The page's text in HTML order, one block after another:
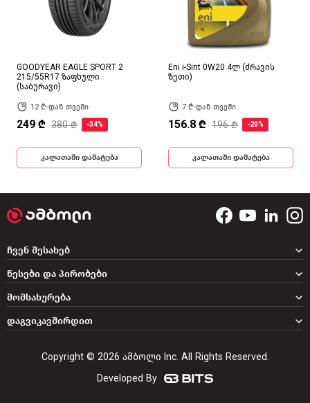
GOODYEAR EAGLE SPORT 2
215/55R17 ზაფხული
(საბურავი)
12 ₾-დან თვეში
249 ₾ 380 ₾ -34%
კალათაში დამატება
Eni i-Sint 0W20 4ლ (ძრავის
ზეთი)
7 ₾-დან თვეში
156.8 ₾ 196 ₾ -20%
კალათაში დამატება
დაგვიკავშირდით
ჩვენ შესახებ
წესები და პირობები
მომსახურება
Copyright © 2026 ამბოლი Inc. All Rights Reserved.
Developed By